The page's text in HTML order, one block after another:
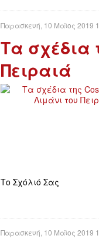
Παρασκευή, 10 Μαϊος 2019
Τα σχέδια
Πειραιά
Το Σχόλιό Σας
Παρασκευή, 10 Μαϊος 2019